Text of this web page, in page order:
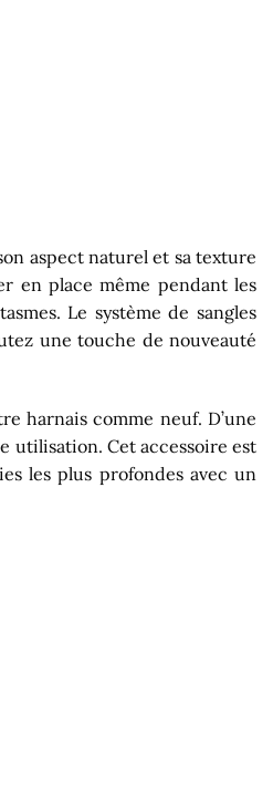
aspect naturel et sa texture
en place même pendant les
Le système de sangles
une touche de nouveauté
harnais comme neuf. D’une
utilisation. Cet accessoire est
les plus profondes avec un